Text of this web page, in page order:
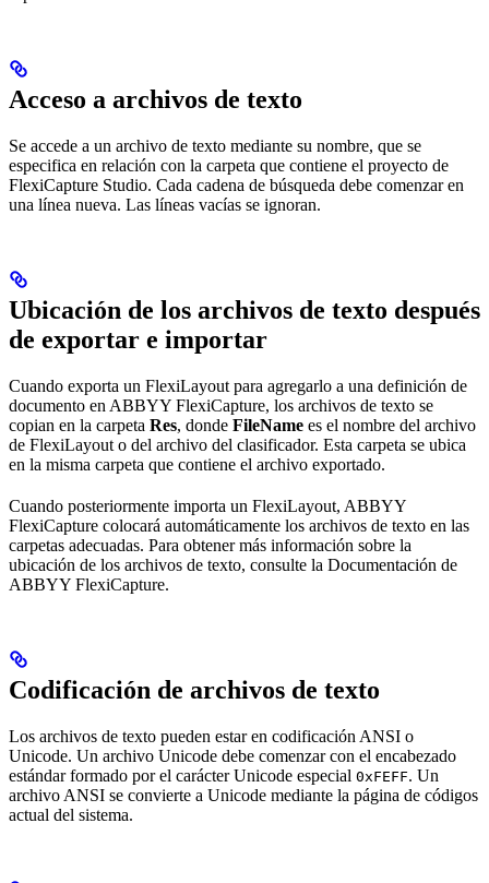
Acceso a archivos de texto
Se accede a un archivo de texto mediante su nombre, que se
especifica en relación con la carpeta que contiene el proyecto de
FlexiCapture Studio. Cada cadena de búsqueda debe comenzar en
una línea nueva. Las líneas vacías se ignoran.
Ubicación de los archivos de texto después
de exportar e importar
Cuando exporta un FlexiLayout para agregarlo a una definición de
documento en ABBYY FlexiCapture, los archivos de texto se
copian en la carpeta Res, donde FileName es el nombre del archivo
de FlexiLayout o del archivo del clasificador. Esta carpeta se ubica
en la misma carpeta que contiene el archivo exportado.
Cuando posteriormente importa un FlexiLayout, ABBYY
FlexiCapture colocará automáticamente los archivos de texto en las
carpetas adecuadas. Para obtener más información sobre la
ubicación de los archivos de texto, consulte la Documentación de
ABBYY FlexiCapture.
Codificación de archivos de texto
Los archivos de texto pueden estar en codificación ANSI o
Unicode. Un archivo Unicode debe comenzar con el encabezado
estándar formado por el carácter Unicode especial 0xFEFF. Un
archivo ANSI se convierte a Unicode mediante la página de códigos
actual del sistema.